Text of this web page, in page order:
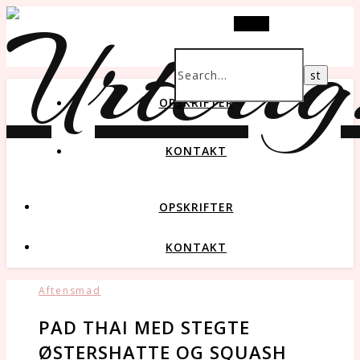
OPSKRIFTER
KONTAKT
OPSKRIFTER
KONTAKT
Aftensmad
PAD THAI MED STEGTE
ØSTERSHATTE OG SQUASH